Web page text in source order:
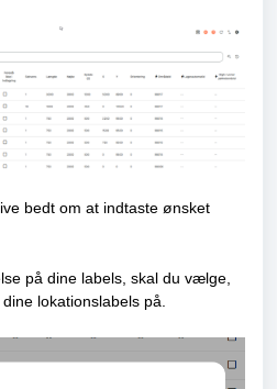
bedt om at indtaste ønsket
på dine labels, skal du vælge,
lokationslabels på.